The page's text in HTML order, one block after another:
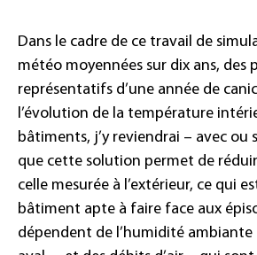
Dans le cadre de ce travail de
météo moyennées sur dix ans, des
représentatifs d’une année de
l’évolution de la température
bâtiments, j’y reviendrai – avec ou
que cette solution permet de
celle mesurée à l’extérieur, ce
bâtiment apte à faire face aux
dépendent de l’humidité ambiante